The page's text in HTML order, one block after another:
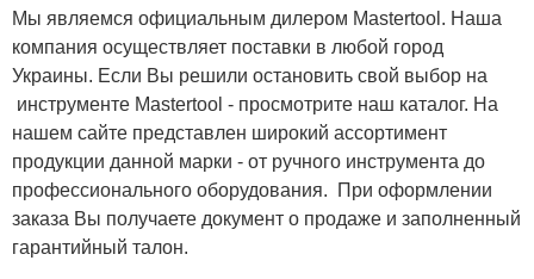
Мы являемся официальным дилером Mastertool. Наша
компания осуществляет поставки в любой город
Украины. Если Вы решили остановить свой выбор на
инструменте Mastertool - просмотрите наш каталог. На
нашем сайте представлен широкий ассортимент
продукции данной марки - от ручного инструмента до
профессионального оборудования. При оформлении
заказа Вы получаете документ о продаже и заполненный
гарантийный талон.